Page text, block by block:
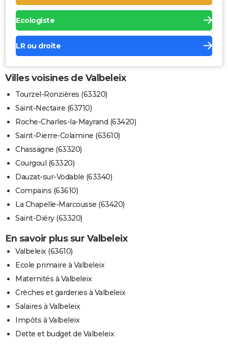
Ecologiste
LR ou droite
Villes voisines de Valbeleix
Tourzel-Ronzières (63320)
Saint-Nectaire (63710)
Roche-Charles-la-Mayrand (63420)
Saint-Pierre-Colamine (63610)
Chassagne (63320)
Courgoul (63320)
Dauzat-sur-Vodable (63340)
Compains (63610)
La Chapelle-Marcousse (63420)
Saint-Diéry (63320)
En savoir plus sur Valbeleix
Valbeleix (63610)
Ecole primaire à Valbeleix
Maternités à Valbeleix
Crèches et garderies à Valbeleix
Salaires à Valbeleix
Impôts à Valbeleix
Dette et budget de Valbeleix